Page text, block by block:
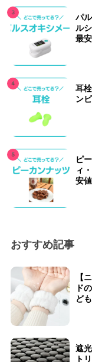
パ
ル
最
耳
ン
ピ
ィ
安
おすすめ記事
【
ド
ど
遮
ト